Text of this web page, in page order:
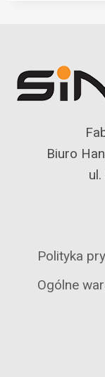
Biuro
Polityka
Ogólne